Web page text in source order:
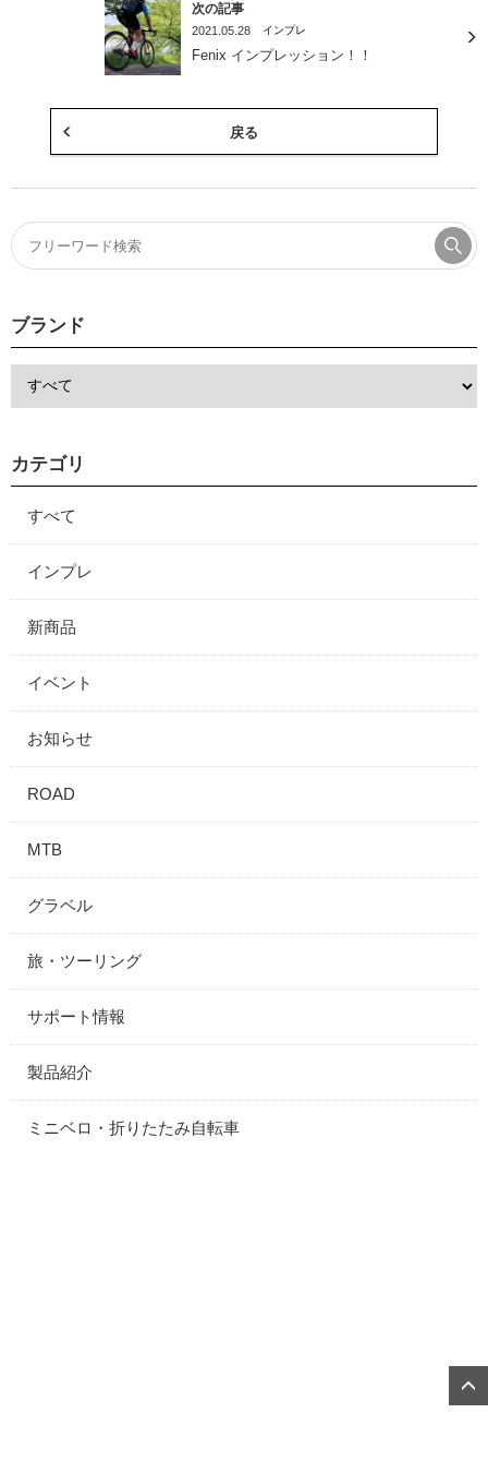
次の記事
2021.05.28 インプレ
Fenix インプレッション！！
戻る
ブランド
カテゴリ
すべて
インプレ
新商品
イベント
お知らせ
ROAD
MTB
グラベル
旅・ツーリング
サポート情報
製品紹介
ミニベロ・折りたたみ自転車